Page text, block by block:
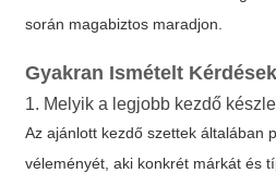
során magabiztos maradjon.
Gyakran Ismételt Kérdések
1. Melyik a legjobb kezdő
Az ajánlott kezdő szettek általában
véleményét, aki konkrét márkát és